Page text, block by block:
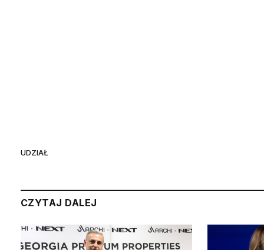
UDZIAŁ
CZYTAJ DALEJ